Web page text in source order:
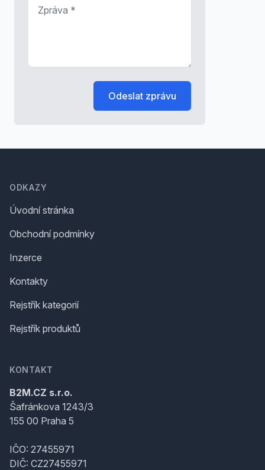
Odeslat zprávu
ODKAZY
Úvodní stránka
Obchodní podmínky
Inzerce
Kontakty
Rejstřík kategorií
Rejstřík produktů
KONTAKT
B2M.CZ s.r.o.
Šafránkova 1243/3
155 00 Praha 5
IČO: 27455971
DIČ: CZ27455971